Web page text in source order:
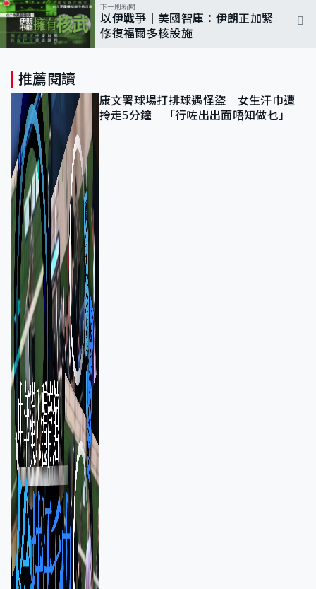
下一則新聞
以伊戰爭｜美國智庫：伊朗正加緊
修復福爾多核設施
推薦閱讀
康文署球場打排球遇怪盜 女生汗巾遭
拎走5分鐘 「行咗出出面唔知做乜」